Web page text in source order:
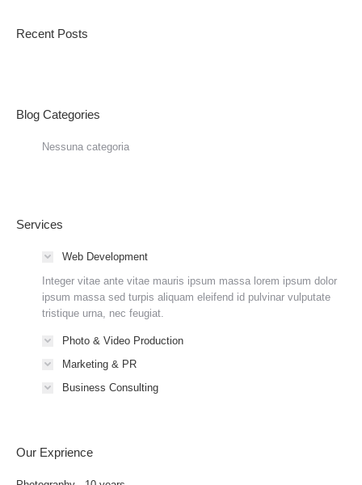
Recent Posts
Blog Categories
Nessuna categoria
Services
Web Development
Integer vitae ante vitae mauris ipsum massa lorem ipsum dolor
ipsum massa sed turpis aliquam eleifend id pulvinar vulputate
tristique urna, nec feugiat.
Photo & Video Production
Marketing & PR
Business Consulting
Our Exprience